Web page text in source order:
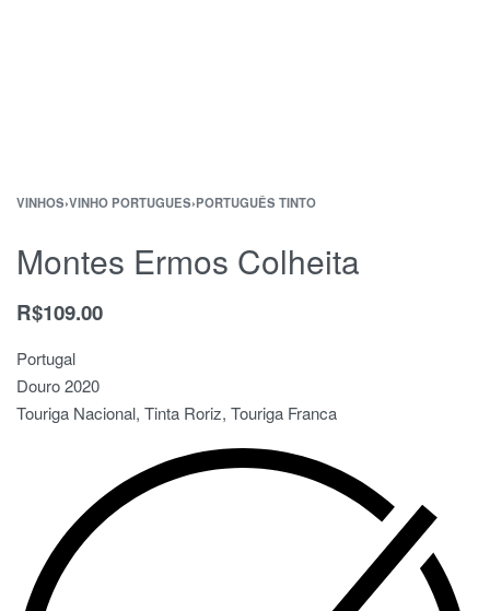
VINHOS›VINHO PORTUGUES›PORTUGUÊS TINTO
Montes Ermos Colheita
R$109.00
Portugal
Douro 2020
Touriga Nacional, Tinta Roriz, Touriga Franca